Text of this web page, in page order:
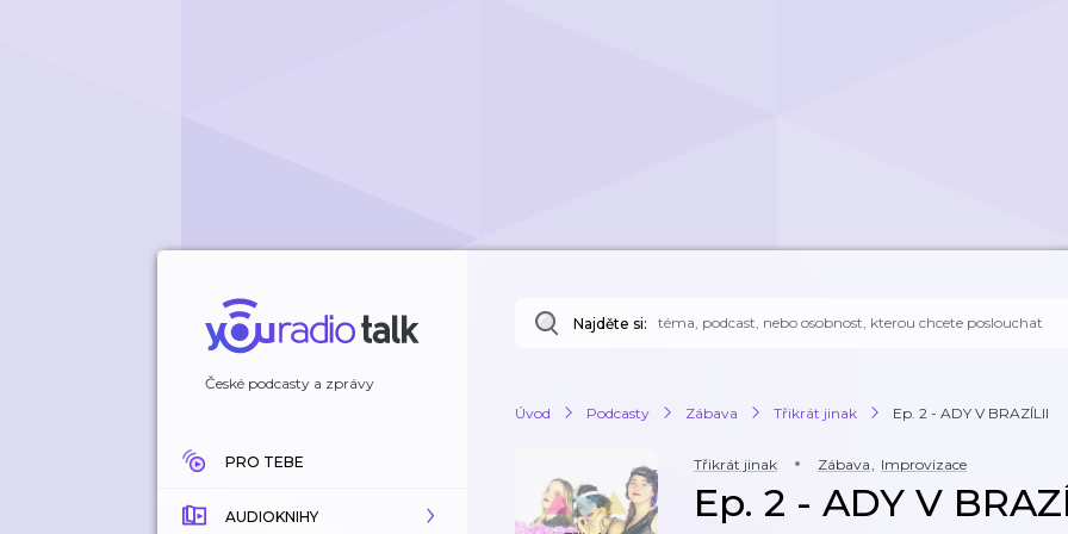
České podcasty a zprávy
PRO TEBE
AUDIOKNIHY
Najděte si:
Úvod Podcasty Zábava Třikrát jinak Ep. 2 - ADY V BRAZÍLII
Třikrát jinak Zábava, Improvizace
Ep. 2 - ADY V